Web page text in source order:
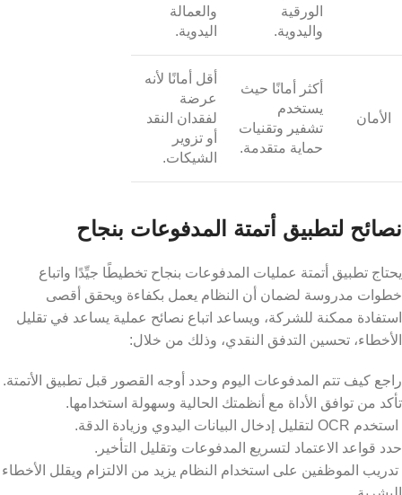
الورقية
واليدوية.
والعمالة
اليدوية.
الأمان
أكثر أمانًا حيث
يستخدم
تشفير وتقنيات
حماية متقدمة.
أقل أمانًا لأنه
عرضة
لفقدان النقد
أو تزوير
الشيكات.
نصائح لتطبيق أتمتة المدفوعات بنجاح
يحتاج تطبيق أتمتة عمليات المدفوعات بنجاح تخطيطًا جيِّدًا واتباع
خطوات مدروسة لضمان أن النظام يعمل بكفاءة ويحقق أقصى
استفادة ممكنة للشركة، ويساعد اتباع نصائح عملية يساعد في تقليل
الأخطاء، تحسين التدفق النقدي، وذلك من خلال:
راجع كيف تتم المدفوعات اليوم وحدد أوجه القصور قبل تطبيق الأتمتة.
تأكد من توافق الأداة مع أنظمتك الحالية وسهولة استخدامها.
استخدم OCR لتقليل إدخال البيانات اليدوي وزيادة الدقة.
حدد قواعد الاعتماد لتسريع المدفوعات وتقليل التأخير.
تدريب الموظفين على استخدام النظام يزيد من الالتزام ويقلل الأخطاء